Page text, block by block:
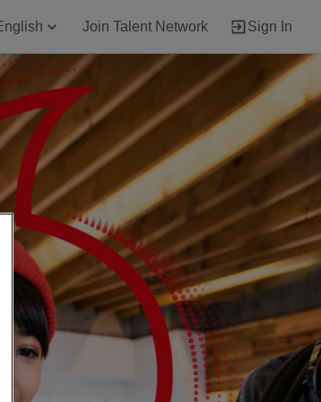
Join Talent Network Sign In